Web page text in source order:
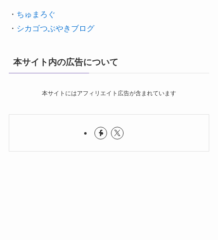
・ ちゅまろぐ
・ シカゴつぶやきブログ
本サイト内の広告について
本サイトにはアフィリエイト広告が含まれています